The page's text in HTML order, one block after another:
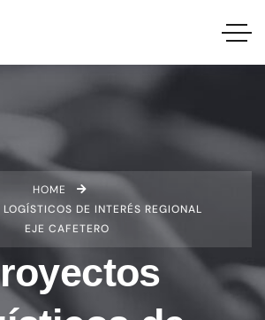
HOME
LOGÍSTICOS DE INTERÉS REGIONAL
EJE CAFETERO